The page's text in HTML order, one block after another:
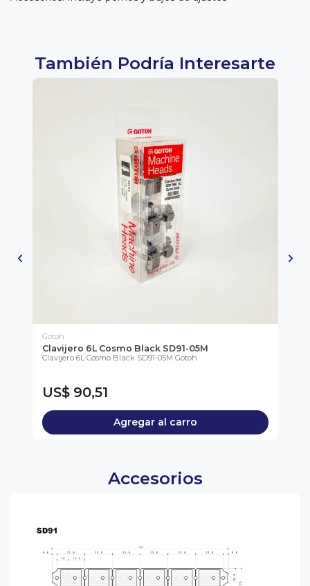
También Podría Interesarte
Gotoh
Clavijero 6L Cosmo Black SD91-05M
Clavijero 6L Cosmo Black SD91-05M Gotoh
US$ 90,51
Agregar al carro
Accesorios